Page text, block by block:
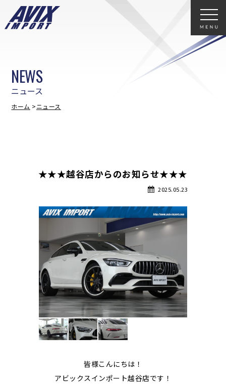
ニュース
NEWS
ホーム ニュース
★★★越谷店からのお知らせ★★★
2025.05.23
皆様こんにちは！
アビックスインポート越谷店です！